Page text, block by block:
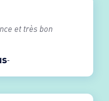
et très bon